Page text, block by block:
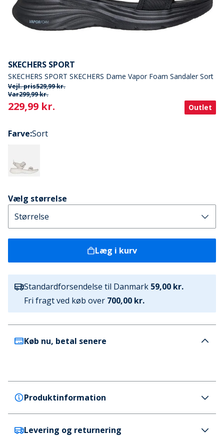
SKECHERS SPORT
SKECHERS SPORT SKECHERS Dame Vapor Foam Sandaler Sort
Vejl. pris529,99 kr.
Var299,99 kr.
Current
229,99 kr. Outlet
Farve:Sort
Vælg størrelse
Læg i kurv
Standardforsendelse til Danmark 59,00 kr.
Fri fragt ved køb over 700,00 kr.
Køb nu, betal senere
Produktinformation
SKECHERS SPORT
Levering og returnering